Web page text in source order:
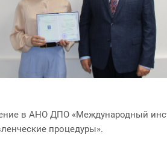
в АНО ДПО «Международный
процедуры».